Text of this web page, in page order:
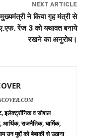
NEXT ARTICLE
मुख्यमंत्री ने किया गृह मंत्री से
रेंज 3 को यथावत बनाये
रखने का अनुरोध।
इलेक्ट्रॉनिक व सोशल
आर्थिक, राजनैतिक, धार्मिक,
उन मुद्दों को बेबाकी से उठाना